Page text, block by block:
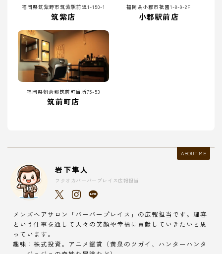
福岡県筑紫野市筑紫駅前通1-150-1
筑紫店
福岡県小郡市祇園1-8-9-2F
小郡駅前店
福岡県朝倉郡筑前町当所75-53
筑前町店
ABOUT ME
岩下隼人
フクオカバーバープレイス広報担当
メンズヘアサロン「バーバープレイス」の広報担当です。理容
という仕事を通して人々の笑顔や幸福に貢献していきたいと思
っています。
趣味：株式投資。アニメ鑑賞（黄泉のツガイ、ハンターハンタ